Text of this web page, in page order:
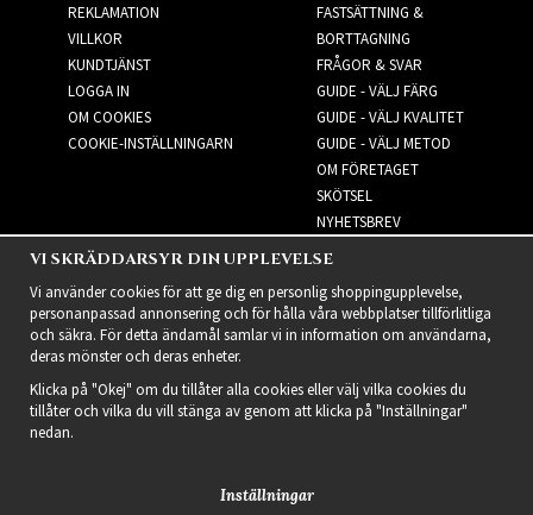
REKLAMATION
VILLKOR
KUNDTJÄNST
LOGGA IN
OM COOKIES
COOKIE-INSTÄLLNINGARN
FASTSÄTTNING &
BORTTAGNING
FRÅGOR & SVAR
GUIDE - VÄLJ FÄRG
GUIDE - VÄLJ KVALITET
GUIDE - VÄLJ METOD
OM FÖRETAGET
SKÖTSEL
NYHETSBREV
NYHETSBREV
VI SKRÄDDARSYR DIN UPPLEVELSE
Vi använder cookies för att ge dig en personlig shoppingupplevelse,
personanpassad annonsering och för hålla våra webbplatser tillförlitliga
och säkra. För detta ändamål samlar vi in information om användarna,
deras mönster och deras enheter.
Klicka på "Okej" om du tillåter alla cookies eller välj vilka cookies du
tillåter och vilka du vill stänga av genom att klicka på "Inställningar"
nedan.
Inställningar